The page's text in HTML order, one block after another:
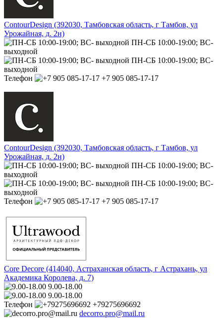
ContourDesign (392030, Тамбовская область, г Тамбов, ул
Урожайная, д. 2н)
ПН-СБ 10:00-19:00; ВС-
выходной
ПН-СБ 10:00-19:00; ВС-
выходной
Телефон
+7 905 085-17-17
ContourDesign (392030, Тамбовская область, г Тамбов, ул
Урожайная, д. 2н)
ПН-СБ 10:00-19:00; ВС-
выходной
ПН-СБ 10:00-19:00; ВС-
выходной
Телефон
+7 905 085-17-17
Core Decore (414040, Астраханская область, г Астрахань, ул
Академика Королева, д. 7)
9.00-18.00
9.00-18.00
Телефон
+79275696692
decorro.pro@mail.ru